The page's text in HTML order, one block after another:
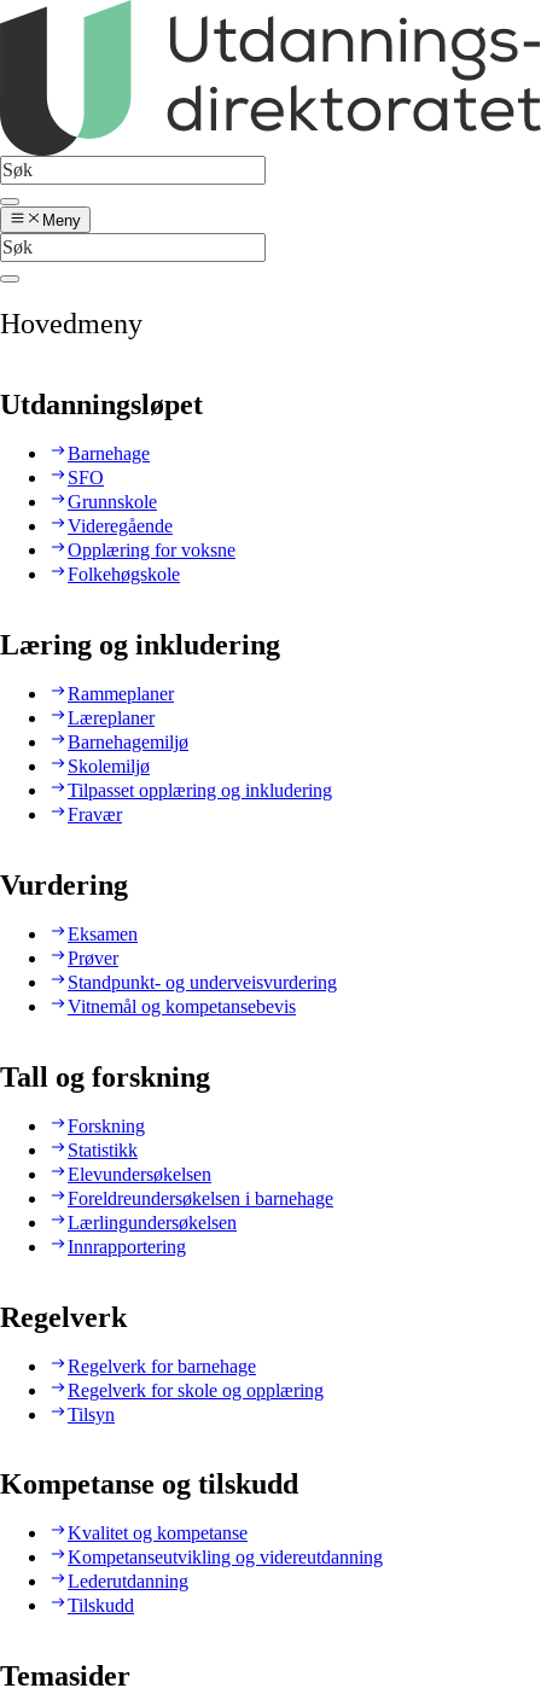
Meny
Hovedmeny
Utdanningsløpet
Barnehage
SFO
Grunnskole
Videregående
Opplæring for voksne
Folkehøgskole
Læring og inkludering
Rammeplaner
Læreplaner
Barnehagemiljø
Skolemiljø
Tilpasset opplæring og inkludering
Fravær
Vurdering
Eksamen
Prøver
Standpunkt- og underveisvurdering
Vitnemål og kompetansebevis
Tall og forskning
Forskning
Statistikk
Elevundersøkelsen
Foreldreundersøkelsen i barnehage
Lærlingundersøkelsen
Innrapportering
Regelverk
Regelverk for barnehage
Regelverk for skole og opplæring
Tilsyn
Kompetanse og tilskudd
Kvalitet og kompetanse
Kompetanseutvikling og videreutdanning
Lederutdanning
Tilskudd
Temasider